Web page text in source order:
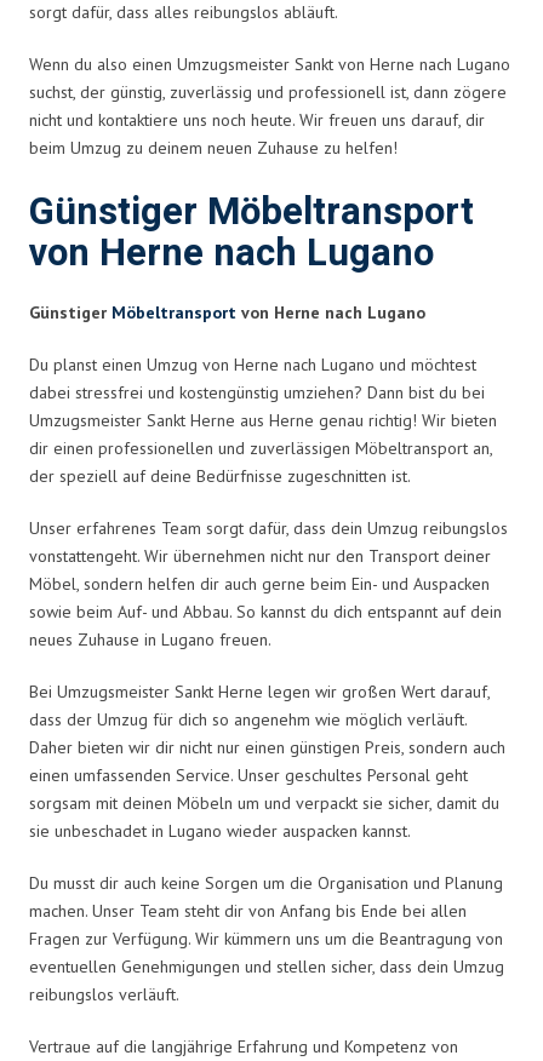
sorgt dafür, dass alles reibungslos abläuft.
Wenn du also einen Umzugsmeister Sankt von Herne nach Lugano
suchst, der günstig, zuverlässig und professionell ist, dann zögere
nicht und kontaktiere uns noch heute. Wir freuen uns darauf, dir
beim Umzug zu deinem neuen Zuhause zu helfen!
Günstiger Möbeltransport
von Herne nach Lugano
Günstiger Möbeltransport von Herne nach Lugano
Du planst einen Umzug von Herne nach Lugano und möchtest
dabei stressfrei und kostengünstig umziehen? Dann bist du bei
Umzugsmeister Sankt Herne aus Herne genau richtig! Wir bieten
dir einen professionellen und zuverlässigen Möbeltransport an,
der speziell auf deine Bedürfnisse zugeschnitten ist.
Unser erfahrenes Team sorgt dafür, dass dein Umzug reibungslos
vonstattengeht. Wir übernehmen nicht nur den Transport deiner
Möbel, sondern helfen dir auch gerne beim Ein- und Auspacken
sowie beim Auf- und Abbau. So kannst du dich entspannt auf dein
neues Zuhause in Lugano freuen.
Bei Umzugsmeister Sankt Herne legen wir großen Wert darauf,
dass der Umzug für dich so angenehm wie möglich verläuft.
Daher bieten wir dir nicht nur einen günstigen Preis, sondern auch
einen umfassenden Service. Unser geschultes Personal geht
sorgsam mit deinen Möbeln um und verpackt sie sicher, damit du
sie unbeschadet in Lugano wieder auspacken kannst.
Du musst dir auch keine Sorgen um die Organisation und Planung
machen. Unser Team steht dir von Anfang bis Ende bei allen
Fragen zur Verfügung. Wir kümmern uns um die Beantragung von
eventuellen Genehmigungen und stellen sicher, dass dein Umzug
reibungslos verläuft.
Vertraue auf die langjährige Erfahrung und Kompetenz von